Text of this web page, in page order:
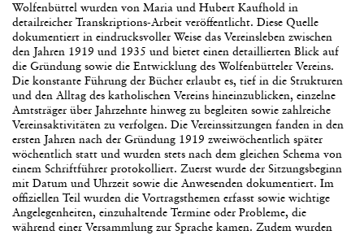
Wolfenbüttel wurden von Maria und Hubert Kaufhold in
detailreicher Transkriptions-Arbeit veröffentlicht. Diese Quelle
dokumentiert in eindrucksvoller Weise das Vereinsleben zwischen
den Jahren 1919 und 1935 und bietet einen detaillierten Blick auf
die Gründung sowie die Entwicklung des Wolfenbütteler Vereins.
Die konstante Führung der Bücher erlaubt es, tief in die Strukturen
und den Alltag des katholischen Vereins hineinzublicken, einzelne
Amtsträger über Jahrzehnte hinweg zu begleiten sowie zahlreiche
Vereinsaktivitäten zu verfolgen. Die Vereinssitzungen fanden in den
ersten Jahren nach der Gründung 1919 zweiwöchentlich später
wöchentlich statt und wurden stets nach dem gleichen Schema von
einem Schriftführer protokolliert. Zuerst wurde der Sitzungsbeginn
mit Datum und Uhrzeit sowie die Anwesenden dokumentiert. Im
offiziellen Teil wurden die Vortragsthemen erfasst sowie wichtige
Angelegenheiten, einzuhaltende Termine oder Probleme, die
während einer Versammlung zur Sprache kamen. Zudem wurden